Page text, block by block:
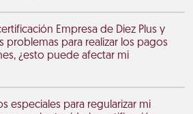
Empresa de Diez Plus y
problemas para realizar los pagos
¿esto puede afectar mi
especiales para regularizar mi